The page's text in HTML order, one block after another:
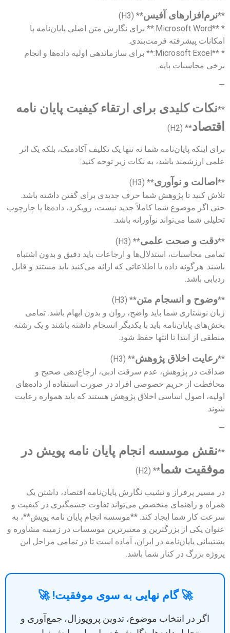
**نرم‌افزارهای آفیس** (H3)
* **Microsoft Word:** برای نگارش متن اصلی پایان‌نامه با
امکانات پیشرفته فرمت‌بندی.
* **Microsoft Excel:** برای سازماندهی اولیه داده‌ها و انجام
برخی محاسبات پایه.
—
**نکات کلیدی برای ارتقاء کیفیت پایان نامه
اقتصاد** (H2)
برای اینکه پایان‌نامه شما نه تنها یک تکلیف آکادمیک، بلکه یک اثر
علمی ارزشمند باشد، به نکات زیر توجه کنید:
** اصالت و نوآوری** (H3)
تلاش کنید تا پژوهش شما حرف جدیدی برای گفتن داشته باشد.
حتی اگر موضوع شما کاملاً جدید نیست، رویکرد، داده‌ها یا چارچوب
تحلیلی شما می‌تواند نوآورانه باشد.
**دقت و صحت علمی** (H3)
تمامی محاسبات، استدلال‌ها و ارجاعات باید دقیق و بدون اشتباه
باشند. هرگونه داده یا اطلاعاتی که ارائه می‌کنید باید مستند و قابل
ردیابی باشد.
**وضوح و انسجام متن** (H3)
زبان نوشتاری شما باید واضح، روان و بدون ابهام باشد. تمامی
بخش‌های پایان‌نامه باید با یکدیگر انسجام داشته باشند و یک رشته
منطقی از ابتدا تا انتها حفظ شود.
**رعایت اخلاق پژوهش** (H3)
صداقت در پژوهش، عدم سرقت ادبی، ارجاع‌دهی صحیح و
محافظت از حریم خصوصی افراد در صورت استفاده از داده‌های
اولیه، اصول اساسی اخلاق پژوهش هستند که باید همواره رعایت
شوند.
—
**نقش موسسه انجام پایان نامه پویش در
موفقیت شما** (H2)
در مسیر پرفراز و نشیب نگارش پایان‌نامه اقتصاد، داشتن یک
همراه و راهنمای متخصص می‌تواند تفاوت چشمگیری در کیفیت و
سرعت کار شما ایجاد کند. **موسسه انجام پایان نامه پویش**، به
عنوان یکی از بزرگترین و معتبرترین موسسات در زمینه مشاوره و
پشتیبانی پایان‌نامه در ایران، آماده است تا در تمامی مراحل این
پروژه بزرگ در کنار شما باشد.
🚀 گام نهایی به سوی موفقیت! 🚀
اگر در انتخاب موضوع، تدوین پروپوزال، جمع‌آوری و